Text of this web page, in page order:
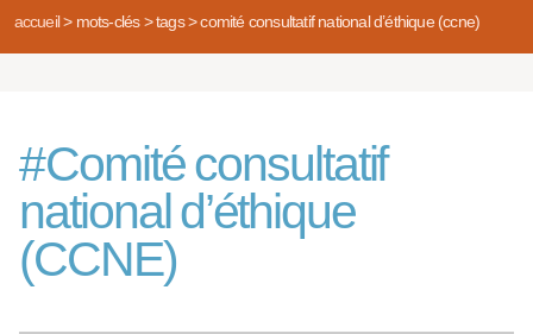
accueil> mots-clés> tags> comité consultatif national d’éthique (ccne)
#Comité consultatif
national d’éthique
(CCNE)